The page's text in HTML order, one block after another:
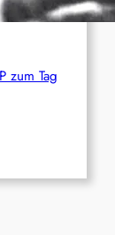
zum Tag